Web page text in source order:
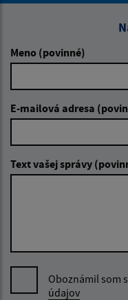
Meno (povinné)
E-mailová adresa
Text vašej správy
Oboznámil som
údajov